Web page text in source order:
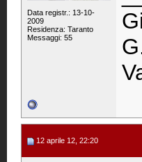
Data registr.: 13-10-
2009
Residenza: Taranto
Messaggi: 55
12 aprile 12, 22:20